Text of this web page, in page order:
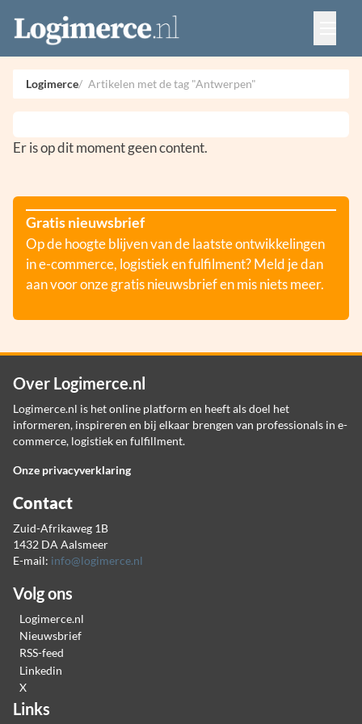
Vacatures
Events
Adverteren
Partners
Logimerce Artikelen met de tag "Antwerpen"
Er is op dit moment geen content.
Gratis nieuwsbrief
Op de hoogte blijven van de laatste ontwikkelingen
in e-commerce, logistiek en fulfilment? Meld je dan
aan voor onze gratis nieuwsbrief en mis niets meer.
Over Logimerce.nl
Logimerce.nl is het online platform en heeft als doel het
informeren, inspireren en bij elkaar brengen van professionals in e-
commerce, logistiek en fulfillment.
Onze privacyverklaring
Contact
Zuid-Afrikaweg 1B
1432 DA Aalsmeer
E-mail: info@logimerce.nl
Volg ons
Logimerce.nl
Nieuwsbrief
RSS-feed
Linkedin
X
Links